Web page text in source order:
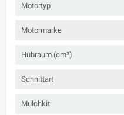
Motortyp
Motormarke
Hubraum (cm³)
Schnittart
Mulchkit